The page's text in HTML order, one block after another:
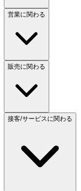
営業に関わる
販売に関わる
接客/サービスに関わる